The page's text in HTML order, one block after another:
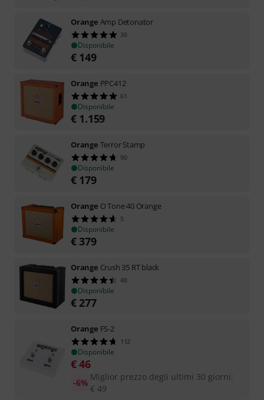
Orange Amp Detonator
30
Disponibile
€ 149
Orange PPC412
61
Disponibile
€ 1.159
Orange Terror Stamp
90
Disponibile
€ 179
Orange O Tone 40 Orange
5
Disponibile
€ 379
Orange Crush 35 RT black
40
Disponibile
€ 277
Orange FS-2
112
Disponibile
€46
Miglior prezzo degli ultimi 30 giorni:
€ 49
-6%